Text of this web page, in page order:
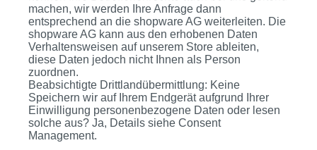
machen, wir werden Ihre Anfrage dann
entsprechend an die shopware AG weiterleiten. Die
shopware AG kann aus den erhobenen Daten
Verhaltensweisen auf unserem Store ableiten,
diese Daten jedoch nicht Ihnen als Person
zuordnen.
Beabsichtigte Drittlandübermittlung: Keine
Speichern wir auf Ihrem Endgerät aufgrund Ihrer
Einwilligung personenbezogene Daten oder lesen
solche aus? Ja, Details siehe Consent
Management.